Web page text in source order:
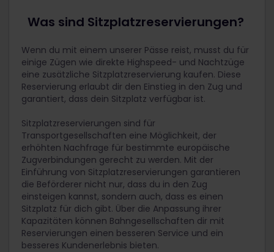
Was sind Sitzplatzreservierungen?
Wenn du mit einem unserer Pässe reist, musst du für
einige Zügen wie direkte Highspeed- und Nachtzüge
eine zusätzliche Sitzplatzreservierung kaufen. Diese
Reservierung erlaubt dir den Einstieg in den Zug und
garantiert, dass dein Sitzplatz verfügbar ist.
Sitzplatzreservierungen sind für
Transportgesellschaften eine Möglichkeit, der
erhöhten Nachfrage für bestimmte europäische
Zugverbindungen gerecht zu werden. Mit der
Einführung von Sitzplatzreservierungen garantieren
die Beförderer nicht nur, dass du in den Zug
einsteigen kannst, sondern auch, dass es einen
Sitzplatz für dich gibt. Über die Anpassung ihrer
Kapazitäten können Bahngesellschaften dir mit
Reservierungen einen besseren Service und ein
besseres Kundenerlebnis bieten.